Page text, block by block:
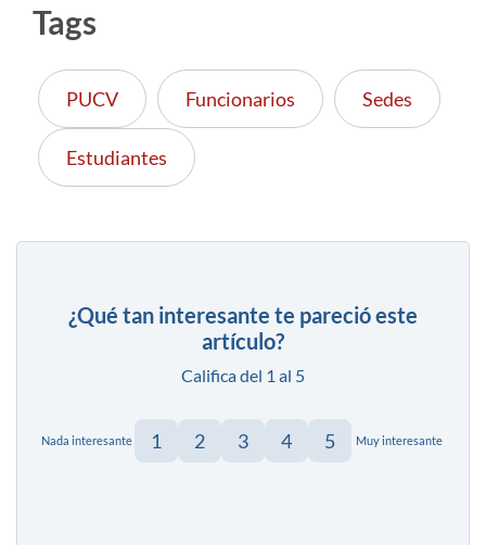
Tags
PUCV Funcionarios Sedes
Estudiantes
¿Qué tan interesante te pareció este
artículo?
Califica del 1 al 5
Nada interesante 1 2 3 4 5 Muy interesante